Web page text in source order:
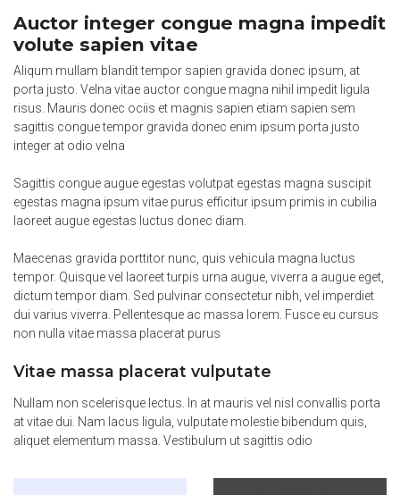
Auctor integer congue magna impedit
volute sapien vitae
Aliqum mullam blandit tempor sapien gravida donec ipsum, at
porta justo. Velna vitae auctor congue magna nihil impedit ligula
risus. Mauris donec ociis et magnis sapien etiam sapien sem
sagittis congue tempor gravida donec enim ipsum porta justo
integer at odio velna
Sagittis congue augue egestas volutpat egestas magna suscipit
egestas magna ipsum vitae purus efficitur ipsum primis in cubilia
laoreet augue egestas luctus donec diam.
Maecenas gravida porttitor nunc, quis vehicula magna luctus
tempor. Quisque vel laoreet turpis urna augue, viverra a augue eget,
dictum tempor diam. Sed pulvinar consectetur nibh, vel imperdiet
dui varius viverra. Pellentesque ac massa lorem. Fusce eu cursus
non nulla vitae massa placerat purus
Vitae massa placerat vulputate
Nullam non scelerisque lectus. In at mauris vel nisl convallis porta
at vitae dui. Nam lacus ligula, vulputate molestie bibendum quis,
aliquet elementum massa. Vestibulum ut sagittis odio